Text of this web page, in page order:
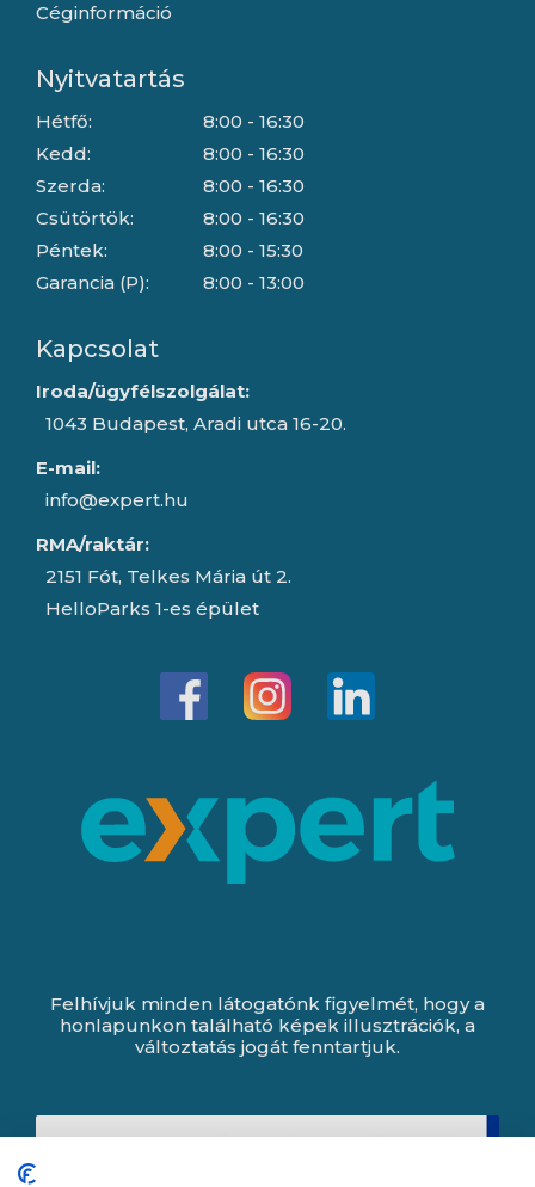
Céginformáció
Nyitvatartás
Hétfő:
Kedd:
Szerda:
Csütörtök:
Péntek:
Garancia (P):
8:00 - 16:30
8:00 - 16:30
8:00 - 16:30
8:00 - 16:30
8:00 - 15:30
8:00 - 13:00
Kapcsolat
Iroda/ügyfélszolgálat:
1043 Budapest, Aradi utca 16-20.
E-mail:
info@expert.hu
RMA/raktár:
2151 Fót, Telkes Mária út 2.
HelloParks 1-es épület
Felhívjuk minden látogatónk figyelmét, hogy a
honlapunkon található képek illusztrációk, a
változtatás jogát fenntartjuk.